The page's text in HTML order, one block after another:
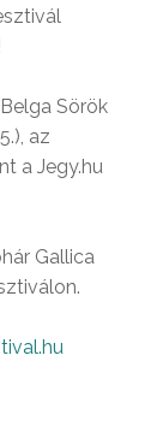
Sörök
az
a Jegy.hu
Gallica